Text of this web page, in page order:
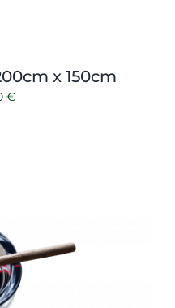
x 150cm
€